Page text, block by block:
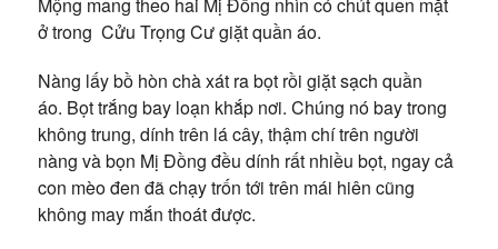
ở trong Cửu Trọng Cư giặt quần áo.
Nàng lấy bồ hòn chà xát ra bọt rồi giặt sạch quần
áo. Bọt trắng bay loạn khắp nơi. Chúng nó bay trong
không trung, dính trên lá cây, thậm chí trên người
nàng và bọn Mị Đồng đều dính rất nhiều bọt, ngay cả
con mèo đen đã chạy trốn tới trên mái hiên cũng
không may mắn thoát được.